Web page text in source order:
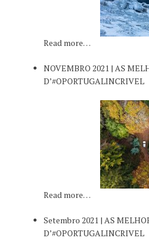
Read more…
NOVEMBRO 2021 | AS
D’#OPORTUGALINCRIVEL
Read more…
Setembro 2021 | AS
D’#OPORTUGALINCRIVEL